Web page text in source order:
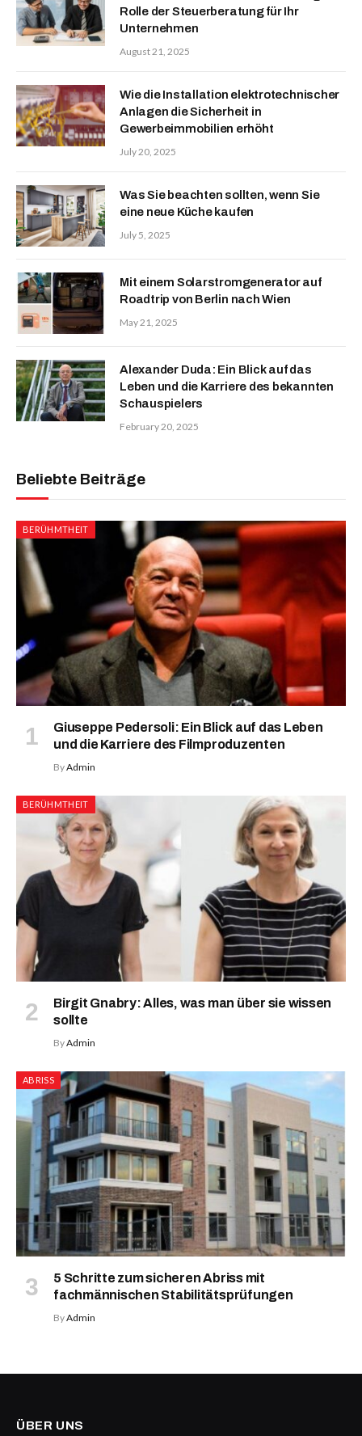
Rolle der Steuerberatung für Ihr
Unternehmen
August 21, 2025
Wie die Installation elektrotechnischer
Anlagen die Sicherheit in
Gewerbeimmobilien erhöht
July 20, 2025
Was Sie beachten sollten, wenn Sie
eine neue Küche kaufen
July 5, 2025
Mit einem Solarstromgenerator auf
Roadtrip von Berlin nach Wien
May 21, 2025
Alexander Duda: Ein Blick auf das
Leben und die Karriere des bekannten
Schauspielers
February 20, 2025
Beliebte Beiträge
BERÜHMTHEIT
Giuseppe Pedersoli: Ein Blick auf das Leben
und die Karriere des Filmproduzenten
ByAdmin
BERÜHMTHEIT
Birgit Gnabry: Alles, was man über sie wissen
sollte
ByAdmin
ABRISS
5 Schritte zum sicheren Abriss mit
fachmännischen Stabilitätsprüfungen
ByAdmin
ÜBER UNS